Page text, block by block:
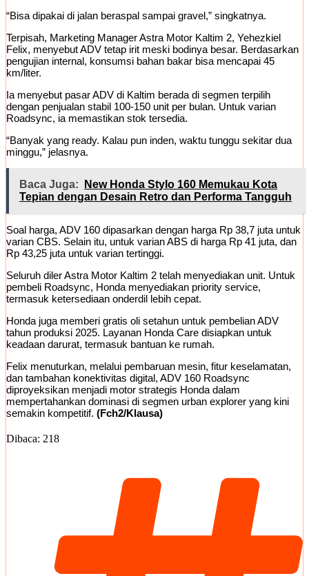
“Bisa dipakai di jalan beraspal sampai gravel,” singkatnya.
Terpisah, Marketing Manager Astra Motor Kaltim 2, Yehezkiel
Felix, menyebut ADV tetap irit meski bodinya besar. Berdasarkan
pengujian internal, konsumsi bahan bakar bisa mencapai 45
km/liter.
Ia menyebut pasar ADV di Kaltim berada di segmen terpilih
dengan penjualan stabil 100-150 unit per bulan. Untuk varian
Roadsync, ia memastikan stok tersedia.
“Banyak yang ready. Kalau pun inden, waktu tunggu sekitar dua
minggu,” jelasnya.
Baca Juga:
New Honda Stylo 160 Memukau Kota
Tepian dengan Desain Retro dan Performa Tangguh
Soal harga, ADV 160 dipasarkan dengan harga Rp 38,7 juta untuk
varian CBS. Selain itu, untuk varian ABS di harga Rp 41 juta, dan
Rp 43,25 juta untuk varian tertinggi.
Seluruh diler Astra Motor Kaltim 2 telah menyediakan unit. Untuk
pembeli Roadsync, Honda menyediakan priority service,
termasuk ketersediaan onderdil lebih cepat.
Honda juga memberi gratis oli setahun untuk pembelian ADV
tahun produksi 2025. Layanan Honda Care disiapkan untuk
keadaan darurat, termasuk bantuan ke rumah.
Felix menuturkan, melalui pembaruan mesin, fitur keselamatan,
dan tambahan konektivitas digital, ADV 160 Roadsync
diproyeksikan menjadi motor strategis Honda dalam
mempertahankan dominasi di segmen urban explorer yang kini
semakin kompetitif. (Fch2/Klausa)
Dibaca: 218